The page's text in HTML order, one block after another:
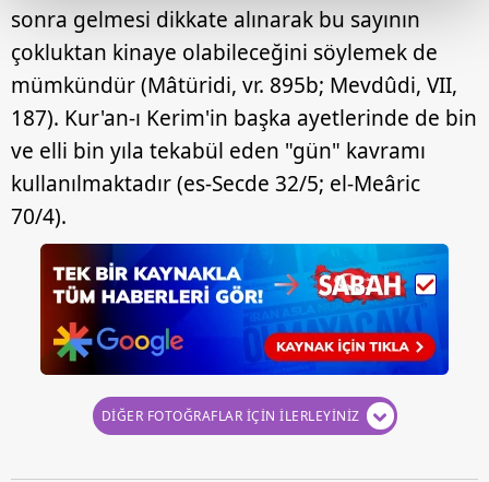
Her halükârda, kullanıcılar, bu çerezlere izin vermedikleri
takdirde, kullanıcılara hedefli reklamlar
gösterilmeyecektir."
Sizlere daha iyi bir hizmet sunabilmek için İnternet
Sitemizde kendimize ve üçüncü kişilere ait çerezler
kullanılmaktadır. Bu çerezler vasıtasıyla çeşitli kişisel
verileriniz işlenmekte olup gerekli olan çerezler bilgi
toplumu hizmetlerinin sunulması amacıyla
kullanılmaktadır. Diğer çerezler, sitemizin daha işlevsel
kılınması ve kişiselleştirilmesi ve sizlere yönelik
reklam/pazarlama faaliyetlerinin yapılması, amaçlarıyla
sınırlı olarak açık rızanız dahilinde kullanılacaktır.
Çerezlere ilişkin tercihlerinizi aşağıda yer alan panel
sonra gelmesi dikkate alınarak bu sayının
çokluktan kinaye olabileceğini söylemek de
mümkündür (Mâtüridi, vr. 895b; Mevdûdi, VII,
187). Kur'an-ı Kerim'in başka ayetlerinde de bin
ve elli bin yıla tekabül eden "gün" kavramı
kullanılmaktadır (es-Secde 32/5; el-Meâric
70/4).
DİĞER FOTOĞRAFLAR İÇİN İLERLEYİNİZ